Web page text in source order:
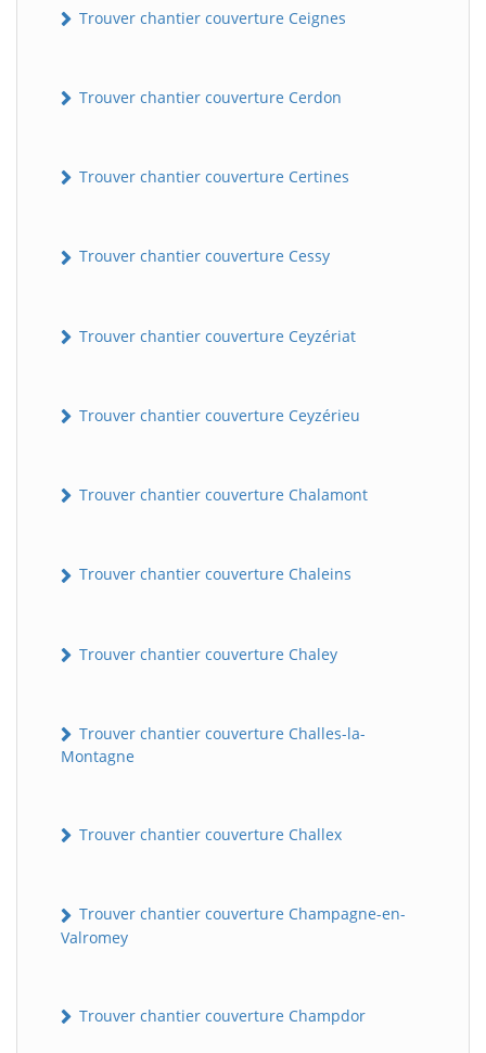
Trouver chantier couverture Ceignes
Trouver chantier couverture Cerdon
Trouver chantier couverture Certines
Trouver chantier couverture Cessy
Trouver chantier couverture Ceyzériat
Trouver chantier couverture Ceyzérieu
Trouver chantier couverture Chalamont
Trouver chantier couverture Chaleins
Trouver chantier couverture Chaley
Trouver chantier couverture Challes-la-
Montagne
Trouver chantier couverture Challex
Trouver chantier couverture Champagne-en-
Valromey
Trouver chantier couverture Champdor